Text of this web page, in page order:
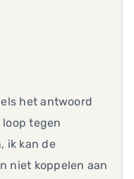
het antwoord
tegen
ik kan de
niet koppelen aan